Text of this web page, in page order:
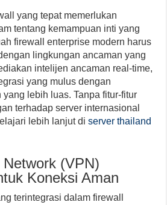
yang tepat memerlukan
tentang kemampuan inti yang
firewall enterprise modern harus
lingkungan ancaman yang
intelijen ancaman real-time,
yang mulus dengan
lebih luas. Tanpa fitur-fitur
terhadap server internasional
lebih lanjut diserver thailand
(VPN)
Koneksi Aman
terintegrasi dalam firewall